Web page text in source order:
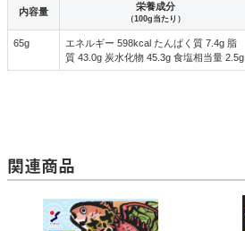
内容量 栄養成分
（100g当たり）
65g
エネルギー 598kcal たんぱく質 7.4g 脂
質 43.0g 炭水化物 45.3g 食塩相当量 2.5g
関連商品